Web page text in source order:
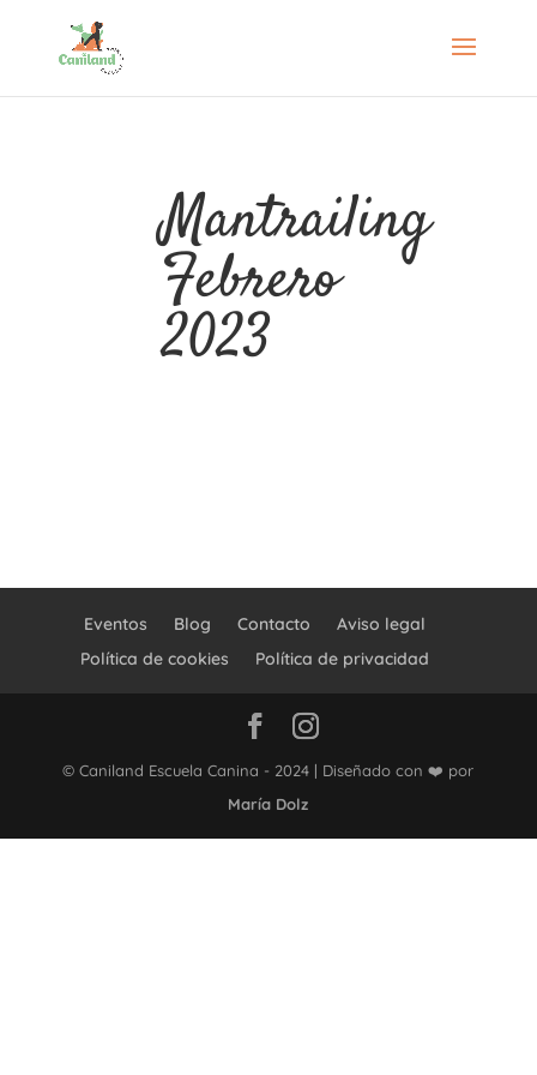
Mantrailing
Febrero
2023
Eventos Blog Contacto
Aviso legal
Política de cookies
Política de privacidad
© Caniland Escuela Canina - 2024 | Diseñado con ❤️ por
María Dolz